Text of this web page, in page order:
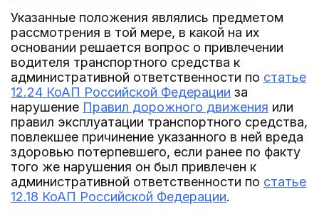
Указанные положения являлись предметом
рассмотрения в той мере, в какой на их
основании решается вопрос о привлечении
водителя транспортного средства к
административной ответственности по статье
12.24 КоАП Российской Федерации за
нарушение Правил дорожного движения или
правил эксплуатации транспортного средства,
повлекшее причинение указанного в ней вреда
здоровью потерпевшего, если ранее по факту
того же нарушения он был привлечен к
административной ответственности по статье
12.18 КоАП Российской Федерации.